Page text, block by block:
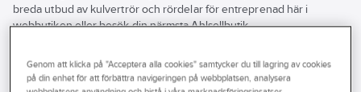
breda utbud av kulvertrör och rördelar för entreprenad här i
webbutiken eller besök din närmsta Ahlsellbutik.
Varumärke Lagerförd
alla
filter
Produkter (76)
Genom att klicka på "Acceptera alla cookies" samtycker du till lagring av cookies
på din enhet för att förbättra navigeringen på webbplatsen, analysera